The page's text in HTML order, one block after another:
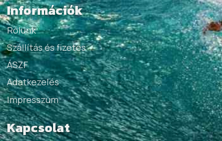
Információk
Rólunk
Szállítás és fizetés
ÁSZF
Adatkezelés
Impresszum
Kapcsolat